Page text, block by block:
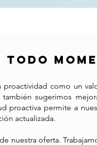
todo
como un
sugerimos
proactiva permite a
actualizada.
nuestra oferta.